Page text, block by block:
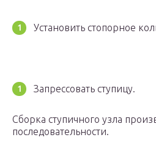
Установить стопорное
Запрессовать ступицу.
Сборка ступичного узла
последовательности.